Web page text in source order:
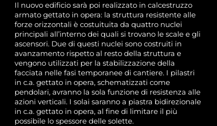
Il nuovo edificio sarà poi realizzato in calcestruzzo
armato gettato in opera: la struttura resistente alle
forze orizzontali è costuituita da quattro nuclei
principali all’interno dei quali si trovano le scale e gli
ascensori. Due di questi nuclei sono costruiti in
avanzamento rispetto al resto della struttura e
vengono utilizzati per la stabilizzazione della
facciata nelle fasi temporanee di cantiere. I pilastri
in c.a. gettato in opera, schematizzati come
pendolari, avranno la sola funzione di resistenza alle
azioni verticali. I solai saranno a piastra bidirezionale
in c.a. gettato in opera, al fine di limitare il più
possibile lo spessore delle solette.